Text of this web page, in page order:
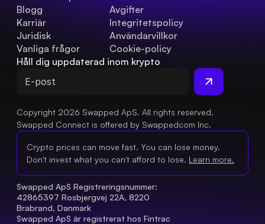
Blogg
Vanliga frågor
Juridisk
Karriär
Avgifter
Integritetspolicy
Användarvillkor
Cookie-policy
Håll dig uppdaterad inom krypto
Copyright 2026 Swapped ApS. All rights reserved.
Swapped Connect is offered by Swappedcom Inc.
Crypto prices can move fast. You can lose money.
Don't invest what you can't afford to lose. Learn more.
Swapped ApS Registreringsnummer:
42865397 Rosbjergvej 22A, 8220
Brabrand, Danmark
Swapped ApS är registrerat hos Fintrac